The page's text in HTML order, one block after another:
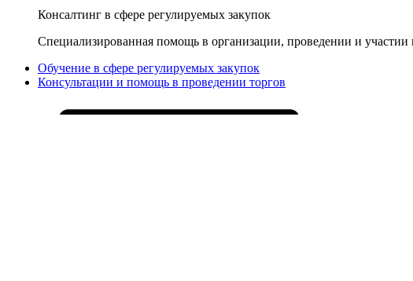
Консалтинг в сфере регулируемых закупок
Специализированная помощь в организации, проведении и участии
Обучение в сфере регулируемых закупок
Консультации и помощь в проведении торгов